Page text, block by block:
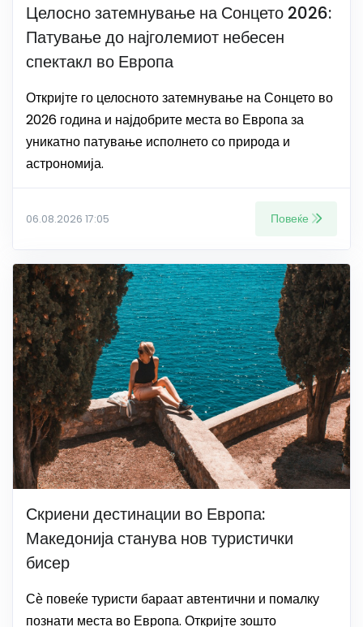
Целосно затемнување на Сонцето 2026:
Патување до најголемиот небесен
спектакл во Европа
Откријте го целосното затемнување на Сонцето во
2026 година и најдобрите места во Европа за
уникатно патување исполнето со природа и
астрономија.
06.08.2026 17:05 Повеќе
Скриени дестинации во Европа:
Македонија станува нов туристички
бисер
Сѐ повеќе туристи бараат автентични и помалку
познати места во Европа. Откријте зошто